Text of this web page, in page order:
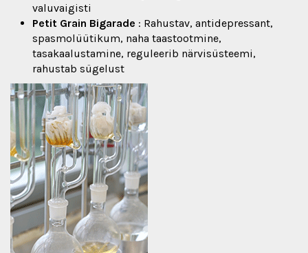
valuvaigisti
Petit Grain Bigarade : Rahustav, antidepressant,
spasmolüütikum, naha taastootmine,
tasakaalustamine, reguleerib närvisüsteemi,
rahustab sügelust